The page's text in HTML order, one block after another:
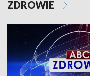
ZDROWIE